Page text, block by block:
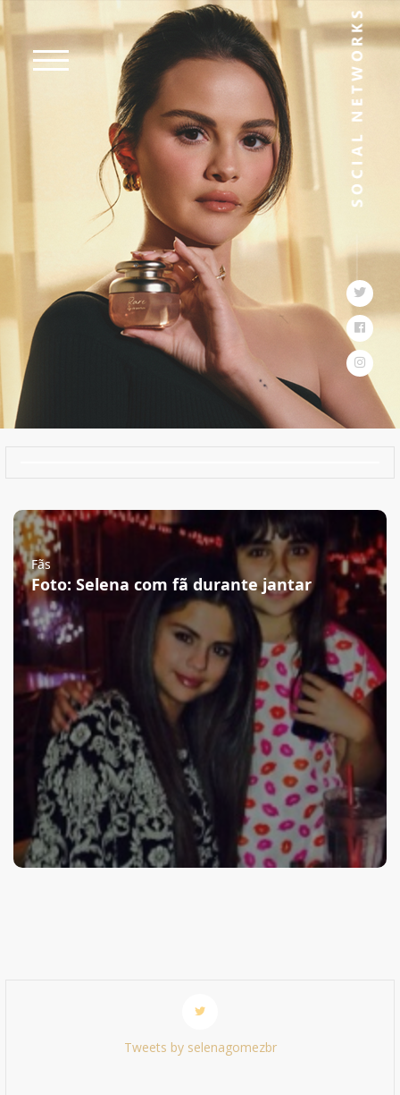
Fãs
Foto: Selena com fã durante jantar
Tweets by selenagomezbr